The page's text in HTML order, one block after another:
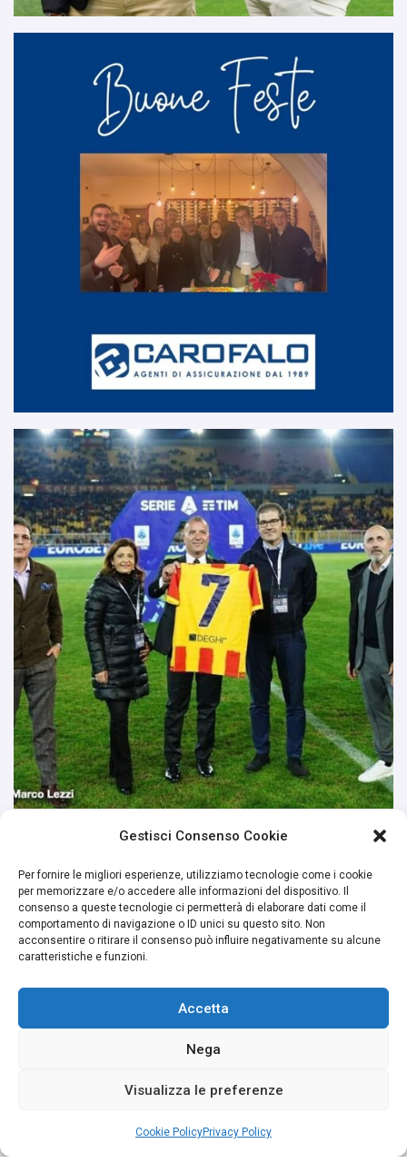
Gestisci Consenso Cookie
Per fornire le migliori esperienze, utilizziamo tecnologie come i cookie
per memorizzare e/o accedere alle informazioni del dispositivo. Il
consenso a queste tecnologie ci permetterà di elaborare dati come il
comportamento di navigazione o ID unici su questo sito. Non
acconsentire o ritirare il consenso può influire negativamente su alcune
caratteristiche e funzioni.
Accetta
Nega
Visualizza le preferenze
Cookie PolicyPrivacy Policy